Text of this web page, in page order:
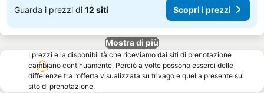
Guarda i prezzi di 12 siti Scopri i prezzi
Mostra di più
I prezzi e la disponibilità che riceviamo dai siti di prenotazione
cambiano continuamente. Perciò a volte possono esserci delle
differenze tra l’offerta visualizzata su trivago e quella presente sul
sito di prenotazione.